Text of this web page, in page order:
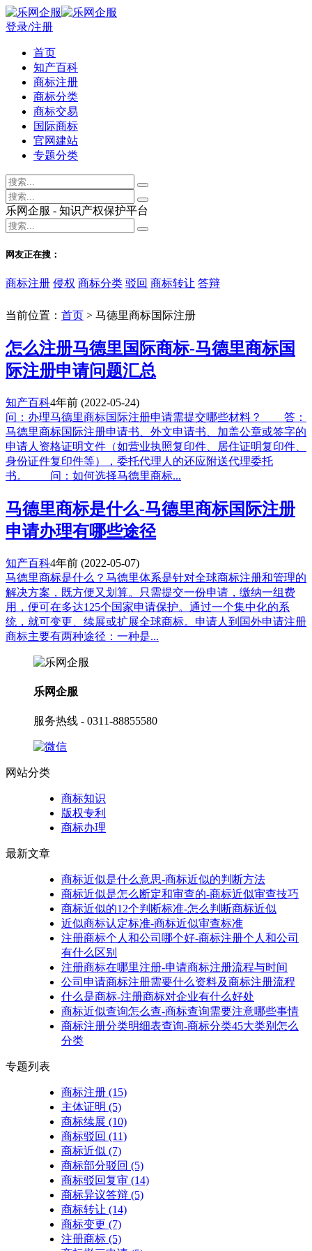
登录/注册
首页
知产百科
商标注册
商标分类
商标交易
国际商标
官网建站
专题分类
乐网企服 - 知识产权保护平台
网友正在搜：
商标注册 侵权 商标分类 驳回 商标转让 答辩
当前位置： 首页 > 马德里商标国际注册
怎么注册马德里国际商标-马德里商标国
际注册申请问题汇总
知产百科4年前 (2022-05-24)
问：办理马德里商标国际注册申请需提交哪些材料？ 答：
马德里商标国际注册申请书、外文申请书、加盖公章或签字的
申请人资格证明文件（如营业执照复印件、居住证明复印件、
身份证件复印件等），委托代理人的还应附送代理委托
书。 问：如何选择马德里商标...
马德里商标是什么-马德里商标国际注册
申请办理有哪些途径
知产百科4年前 (2022-05-07)
马德里商标是什么？马德里体系是针对全球商标注册和管理的
解决方案，既方便又划算。只需提交一份申请，缴纳一组费
用，便可在多达125个国家申请保护。通过一个集中化的系
统，就可变更、续展或扩展全球商标。申请人到国外申请注册
商标主要有两种途径：一种是...
乐网企服
服务热线 - 0311-88855580
网站分类
商标知识
版权专利
商标办理
最新文章
商标近似是什么意思-商标近似的判断方法
商标近似是怎么断定和审查的-商标近似审查技巧
商标近似的12个判断标准-怎么判断商标近似
近似商标认定标准-商标近似审查标准
注册商标个人和公司哪个好-商标注册个人和公司
有什么区别
注册商标在哪里注册-申请商标注册流程与时间
公司申请商标注册需要什么资料及商标注册流程
什么是商标-注册商标对企业有什么好处
商标近似查询怎么查-商标查询需要注意哪些事情
商标注册分类明细表查询-商标分类45大类别怎么
分类
专题列表
商标注册 (15)
主体证明 (5)
商标续展 (10)
商标驳回 (11)
商标近似 (7)
商标部分驳回 (5)
商标驳回复审 (14)
商标异议答辩 (5)
商标转让 (14)
商标变更 (7)
注册商标 (5)